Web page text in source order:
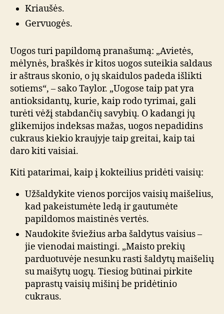
Kriaušės.
Gervuogės.
Uogos turi papildomą pranašumą: „Avietės,
mėlynės, braškės ir kitos uogos suteikia saldaus
ir aštraus skonio, o jų skaidulos padeda išlikti
sotiems“, – sako Taylor. „Uogose taip pat yra
antioksidantų, kurie, kaip rodo tyrimai, gali
turėti vėžį stabdančių savybių. O kadangi jų
glikemijos indeksas mažas, uogos nepadidins
cukraus kiekio kraujyje taip greitai, kaip tai
daro kiti vaisiai.
Kiti patarimai, kaip į kokteilius pridėti vaisių:
Užšaldykite vienos porcijos vaisių maišelius,
kad pakeistumėte ledą ir gautumėte
papildomos maistinės vertės.
Naudokite šviežius arba šaldytus vaisius –
jie vienodai maistingi. „Maisto prekių
parduotuvėje nesunku rasti šaldytų maišelių
su maišytų uogų. Tiesiog būtinai pirkite
paprastų vaisių mišinį be pridėtinio
cukraus.